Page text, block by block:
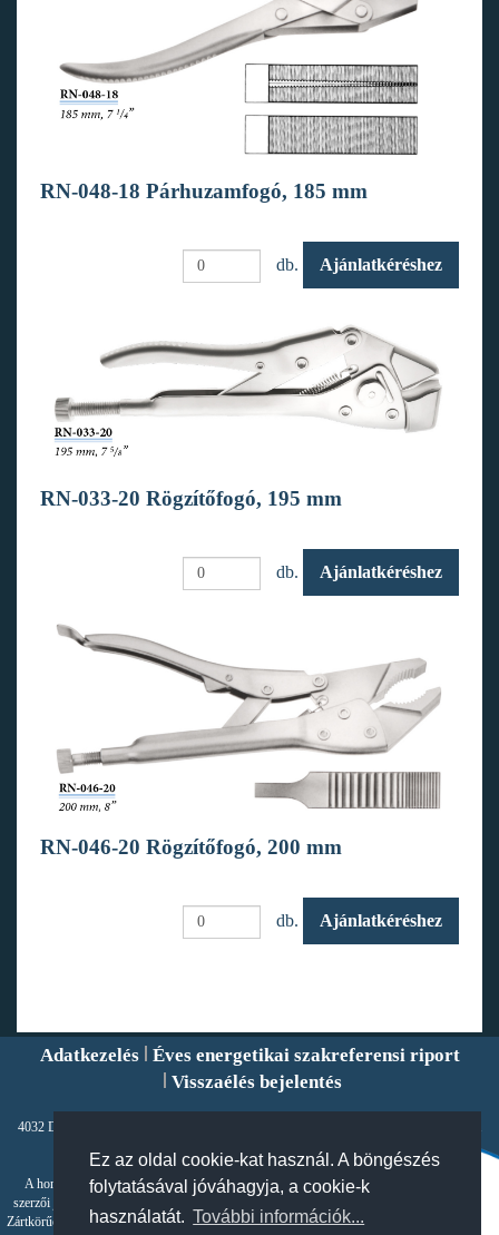
Ez az oldal cookie-kat használ. A böngészés
folytatásával jóváhagyja, a cookie-k
használatát. További információk...
RN-048-18 Párhuzamfogó, 185 mm
db. Ajánlatkéréshez
RN-033-20 Rögzítőfogó, 195 mm
db. Ajánlatkéréshez
RN-046-20 Rögzítőfogó, 200 mm
db. Ajánlatkéréshez
Adatkezelés
Éves energetikai szakreferensi riport
Visszaélés bejelentés
4032 Debrecen, Füredi út 98., Magyarország Tel: +36 52 507-000 Fax: +36 52 520-581
© 2021 SUBAN Kéziműszer Hungary Zrt. - Minden jog fenntartva!
A honlapon található valamennyi tartalom szerzői jogi védelem alatt áll, azok a magyar
szerzői jogi törvény hatálya alá tartoznak, és jogosultként a SUBAN Kéziműszer Hungary
Zártkörűen Működő Részvénytársaságot illetik. A szerzői jogra vonatkozó jogszabályok által